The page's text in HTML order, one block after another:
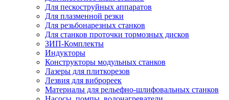
Для пескоструйных аппаратов
Для плазменной резки
Для резьбонарезных станков
Для станков проточки тормозных дисков
ЗИП-Комплекты
Индукторы
Конструкторы модульных станков
Лазеры для плиткорезов
Лезвия для виброреек
Материалы для рельефно-шлифовальных станков